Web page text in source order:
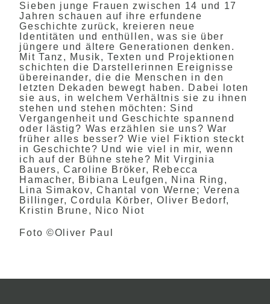
Sieben junge Frauen zwischen 14 und 17
Jahren schauen auf ihre erfundene
Geschichte zurück, kreieren neue
Identitäten und enthüllen, was sie über
jüngere und ältere Generationen denken.
Mit Tanz, Musik, Texten und Projektionen
schichten die Darstellerinnen Ereignisse
übereinander, die die Menschen in den
letzten Dekaden bewegt haben. Dabei loten
sie aus, in welchem Verhältnis sie zu ihnen
stehen und stehen möchten: Sind
Vergangenheit und Geschichte spannend
oder lästig? Was erzählen sie uns? War
früher alles besser? Wie viel Fiktion steckt
in Geschichte? Und wie viel in mir, wenn
ich auf der Bühne stehe? Mit Virginia
Bauers, Caroline Bröker, Rebecca
Hamacher, Bibiana Leufgen, Nina Ring,
Lina Simakov, Chantal von Werne; Verena
Billinger, Cordula Körber, Oliver Bedorf,
Kristin Brune, Nico Niot
Foto ©Oliver Paul